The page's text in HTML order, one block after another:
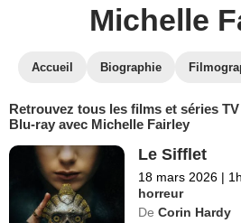
Michelle
Accueil Biographie
Retrouvez tous les films et séries
Blu-ray avec Michelle Fairley
Le Sifflet
18 mars 2026 |
horreur
De Corin Hardy